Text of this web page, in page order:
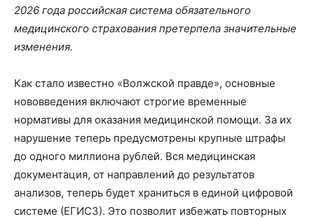
2026 года российская система обязательного
медицинского страхования претерпела значительные
изменения.
Как стало известно «Волжской правде», основные
нововведения включают строгие временные
нормативы для оказания медицинской помощи. За их
нарушение теперь предусмотрены крупные штрафы
до одного миллиона рублей. Вся медицинская
документация, от направлений до результатов
анализов, теперь будет храниться в единой цифровой
системе (ЕГИСЗ). Это позволит избежать повторных